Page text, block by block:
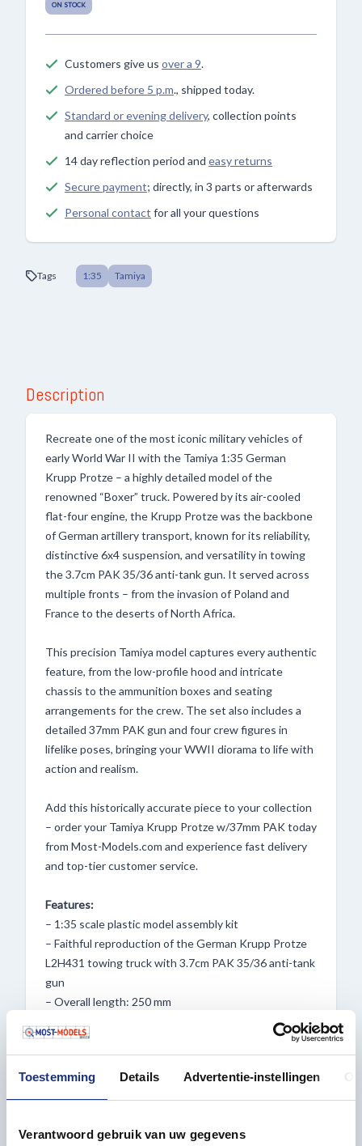
Toestemming Details Advertentie-instellingen
Verantwoord gebruik van uw gegevens
ON STOCK
Customers give us over a 9.
Ordered before 5 p.m., shipped today.
Standard or evening delivery, collection points
and carrier choice
14 day reflection period and easy returns
Secure payment; directly, in 3 parts or afterwards
Personal contact for all your questions
Tags 1:35 Tamiya
Description
Recreate one of the most iconic military vehicles of
early World War II with the Tamiya 1:35 German
Krupp Protze – a highly detailed model of the
renowned “Boxer” truck. Powered by its air-cooled
flat-four engine, the Krupp Protze was the backbone
of German artillery transport, known for its reliability,
distinctive 6x4 suspension, and versatility in towing
the 3.7cm PAK 35/36 anti-tank gun. It served across
multiple fronts – from the invasion of Poland and
France to the deserts of North Africa.
This precision Tamiya model captures every authentic
feature, from the low-profile hood and intricate
chassis to the ammunition boxes and seating
arrangements for the crew. The set also includes a
detailed 37mm PAK gun and four crew figures in
lifelike poses, bringing your WWII diorama to life with
action and realism.
Add this historically accurate piece to your collection
– order your Tamiya Krupp Protze w/37mm PAK today
from Most-Models.com and experience fast delivery
and top-tier customer service.
Features:
– 1:35 scale plastic model assembly kit
– Faithful reproduction of the German Krupp Protze
L2H431 towing truck with 3.7cm PAK 35/36 anti-tank
gun
– Overall length: 250 mm
– Includes highly detailed chassis, ammunition boxes,
and crew seating area
– Comes with four realistically posed figures
– Features various accessories including tools and
ammunition
– Historically accurate WWII model ideal for dioramas